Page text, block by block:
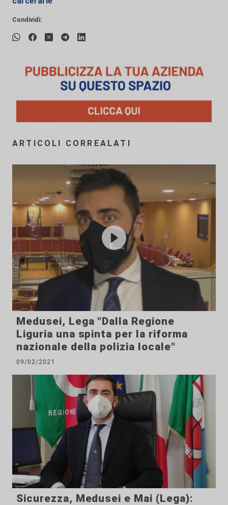
Condividi:
ARTICOLI CORREALATI
Medusei, Lega "Dalla Regione
Liguria una spinta per la riforma
nazionale della polizia locale"
09/02/2021
Sicurezza, Medusei e Mai (Lega):